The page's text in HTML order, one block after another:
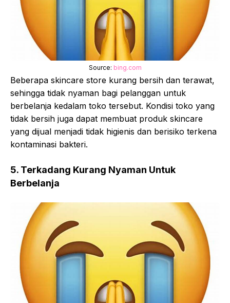
Source: bing.com
Beberapa skincare store kurang bersih dan terawat,
sehingga tidak nyaman bagi pelanggan untuk
berbelanja kedalam toko tersebut. Kondisi toko yang
tidak bersih juga dapat membuat produk skincare
yang dijual menjadi tidak higienis dan berisiko terkena
kontaminasi bakteri.
5. Terkadang Kurang Nyaman Untuk
Berbelanja